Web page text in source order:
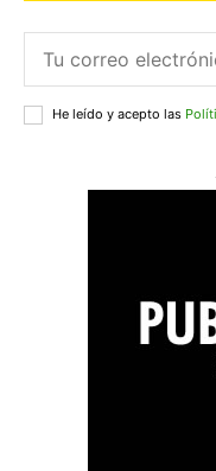
He leído y acepto las